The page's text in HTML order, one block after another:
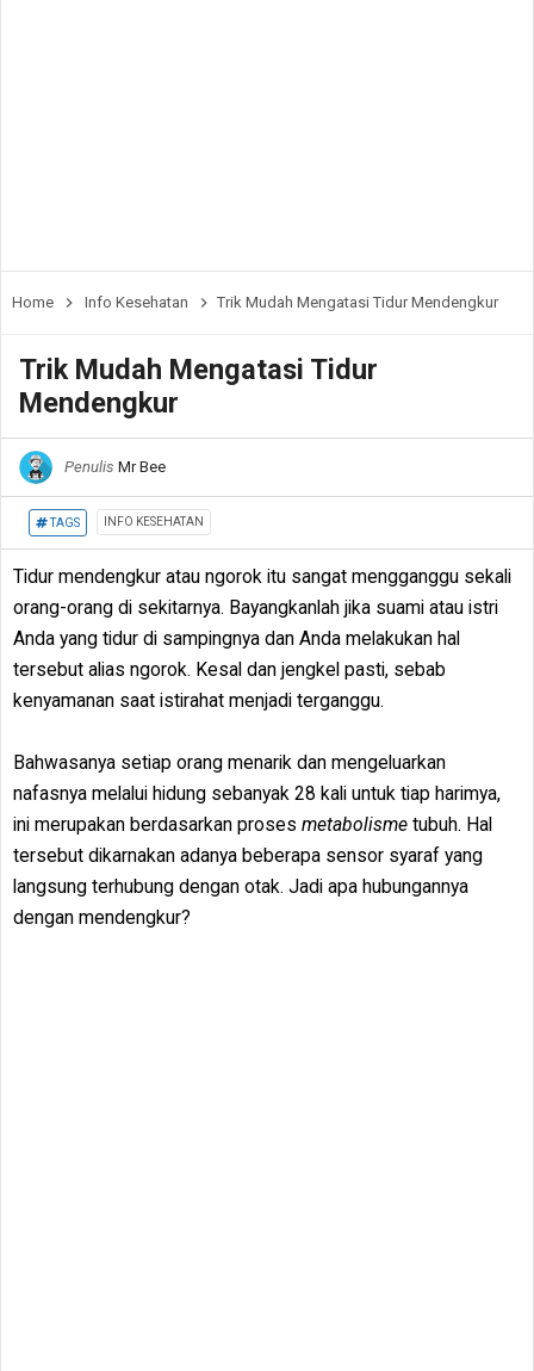
Home Info Kesehatan Trik Mudah Mengatasi Tidur Mendengkur
Trik Mudah Mengatasi Tidur
Mendengkur
Penulis Mr Bee
TAGS INFO KESEHATAN
Tidur mendengkur atau ngorok itu sangat mengganggu sekali
orang-orang di sekitarnya. Bayangkanlah jika suami atau istri
Anda yang tidur di sampingnya dan Anda melakukan hal
tersebut alias ngorok. Kesal dan jengkel pasti, sebab
kenyamanan saat istirahat menjadi terganggu.
Bahwasanya setiap orang menarik dan mengeluarkan
nafasnya melalui hidung sebanyak 28 kali untuk tiap harimya,
ini merupakan berdasarkan proses metabolisme tubuh. Hal
tersebut dikarnakan adanya beberapa sensor syaraf yang
langsung terhubung dengan otak. Jadi apa hubungannya
dengan mendengkur?